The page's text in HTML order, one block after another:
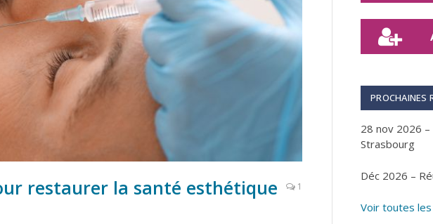
restaurer la santé esthétique
1
PROCHAINES
28 nov 2026 –
Strasbourg
Déc 2026 –
Voir toutes